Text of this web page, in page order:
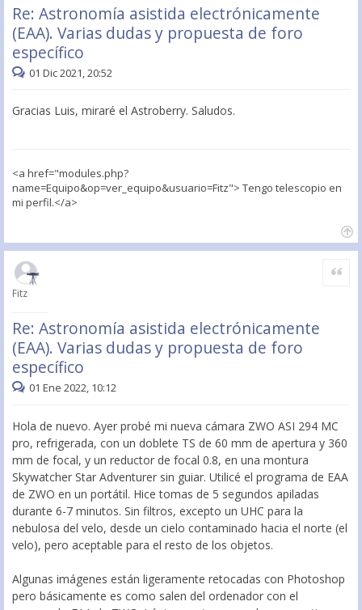
Re: Astronomía asistida electrónicamente
(EAA). Varias dudas y propuesta de foro
específico
01 Dic 2021, 20:52
Gracias Luis, miraré el Astroberry. Saludos.
<a href="modules.php?
name=Equipo&op=ver_equipo&usuario=Fitz"> Tengo telescopio en
mi perfil.</a>
Fitz
Re: Astronomía asistida electrónicamente
(EAA). Varias dudas y propuesta de foro
específico
Citar
01 Ene 2022, 10:12
Hola de nuevo. Ayer probé mi nueva cámara ZWO ASI 294 MC
pro, refrigerada, con un doblete TS de 60 mm de apertura y 360
mm de focal, y un reductor de focal 0.8, en una montura
Skywatcher Star Adventurer sin guiar. Utilicé el programa de EAA
de ZWO en un portátil. Hice tomas de 5 segundos apiladas
durante 6-7 minutos. Sin filtros, excepto un UHC para la
nebulosa del velo, desde un cielo contaminado hacia el norte (el
velo), pero aceptable para el resto de los objetos.
Algunas imágenes están ligeramente retocadas con Photoshop
pero básicamente es como salen del ordenador con el